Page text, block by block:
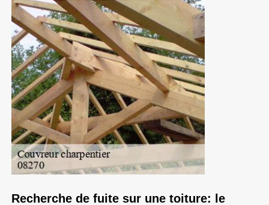
Recherche de fuite sur une toiture: le